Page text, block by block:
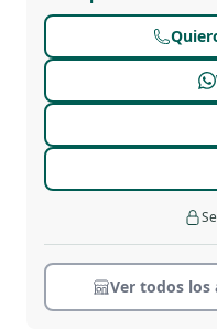
Ver todos los